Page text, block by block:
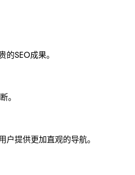
SEO成果。
。
提供更加直观的导航。